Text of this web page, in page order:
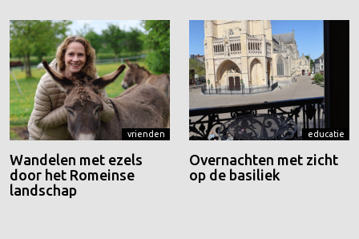
vrienden
Wandelen met ezels
door het Romeinse
landschap
educatie
Overnachten met zicht
op de basiliek